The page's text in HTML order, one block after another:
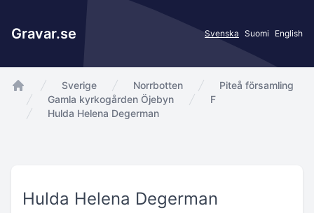
Gravar.se Svenska Suomi English
app.Start
Sverige Norrbotten
Piteå församling
Gamla kyrkogården Öjebyn
F
Hulda Helena Degerman
Hulda Helena Degerman